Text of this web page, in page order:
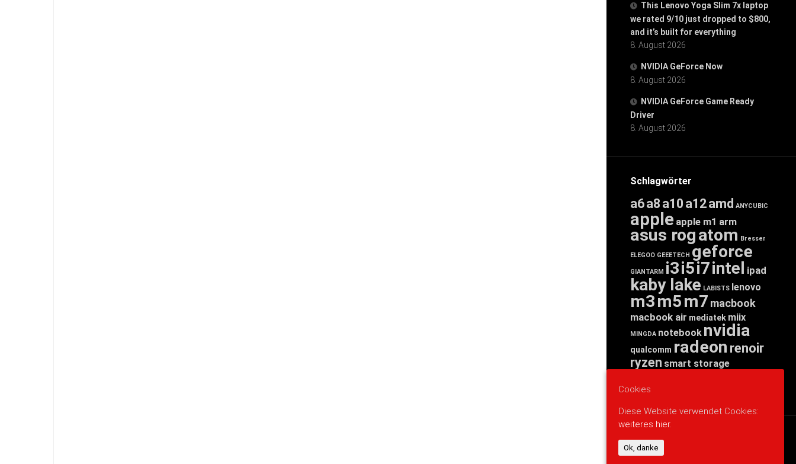
This Lenovo Yoga Slim 7x laptop
we rated 9/10 just dropped to $800,
and it’s built for everything
8. August 2026
NVIDIA GeForce Now
8. August 2026
NVIDIA GeForce Game Ready
Driver
8. August 2026
Schlagwörter
a6a8 a10 a12amd ANYCUBIC
apple apple m1 arm
asus rogatom Bresser
ELEGOO GEEETECH geforce
GIANTARM i3i5i7intel ipad
kaby lake LABISTS lenovo
m3m5m7 macbook
macbook air mediatek miix
MINGDA notebook nvidia
qualcomm radeon renoir
ryzen smart storage
threadripper
WERBUNG
Cookies
Diese Website verwendet Cookies:
weiteres hier.
Ok, danke